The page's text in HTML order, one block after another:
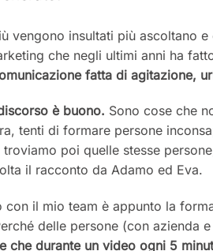
vengono insultati più ascoltano
che negli ultimi anni ha
fatta di agitazione,
è buono. Sono cose che
tenti di formare persone
poi quelle stesse
il racconto da Adamo ed Eva.
il mio team è appunto la
delle persone (con azienda
che durante un video ogni 5